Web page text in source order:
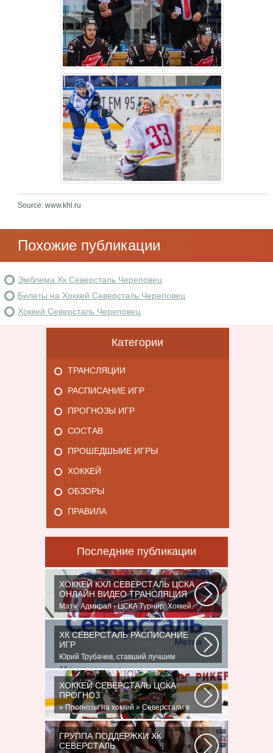
Source: www.khl.ru
Похожие публикации
Эмблема Хк Северсталь Череповец
Билеты на Хоккей Северсталь Череповец
Хоккей Северсталь Череповец
Категории
ТРАНСЛЯЦИИ
РАСПИСАНИЕ ИГР
ПРОГНОЗЫ ИГР
СОСТАВ
ПРОШЕДШЫИЕ ИГРЫ
ХОККЕЙ
ОБЗОРЫ
ПРАВИЛА
Последние публикации
ХОККЕЙ КХЛ СЕВЕРСТАЛЬ ЦСКА
ОНЛАЙН ВИДЕО ТРАНСЛЯЦИЯ
Матч: Адмирал - ЦСКА Турнир: Хоккей.
Чемпионат КХЛНачало матча: 10:00
МСК...
ХК СЕВЕРСТАЛЬ РАСПИСАНИЕ
ИГР
Юрий Трубачев, ставший лучшим
игроком в составе 28 ноября, 02:52
Команде...
ХОККЕЙ СЕВЕРСТАЛЬ ЦСКА
ПРОГНОЗ
» Прогнозы на хоккей » Северстали в
последнее время крупно не везет.
Коллектив...
ГРУППА ПОДДЕРЖКИ ХК
СЕВЕРСТАЛЬ